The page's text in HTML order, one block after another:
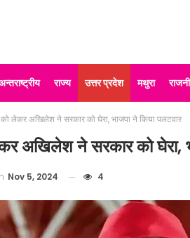
राज्य उत्तर प्रदेश मथुरा
को लेकर अखिलेश ने सरकार को घेरा, भाजपा ने किया पलटवार
अखिलेश ने सरकार को घेरा,
Nov 5, 2024 4